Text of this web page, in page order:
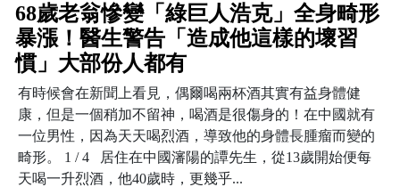
68歲老翁慘變「綠巨人浩克」全身畸形
暴漲！醫生警告「造成他這樣的壞習
慣」大部份人都有
有時候會在新聞上看見，偶爾喝兩杯酒其實有益身體健
康，但是一個稍加不留神，喝酒是很傷身的！在中國就有
一位男性，因為天天喝烈酒，導致他的身體長腫瘤而變的
畸形。 1 / 4 居住在中國瀋陽的譚先生，從13歲開始便每
天喝一升烈酒，他40歲時，更幾乎...